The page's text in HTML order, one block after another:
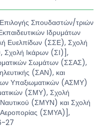
Σπουδαστών/τριών
Ιδρυμάτων
Ευελπίδων (ΣΣΕ), Σχολή
Σχολή Ικάρων (ΣΙ)],
Σωμάτων (ΣΣΑΣ),
(ΣΑΝ), και
Υπαξιωματικών (ΑΣΜΥ)
(ΣΜΥ), Σχολή
(ΣΜΥΝ) και Σχολή
Αεροπορίας (ΣΜΥΑ)],
27